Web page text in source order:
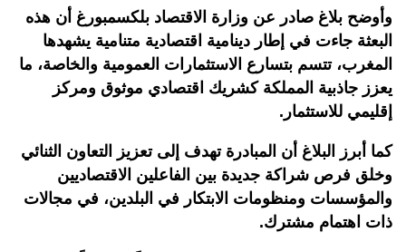
وأوضح بلاغ صادر عن وزارة الاقتصاد بلكسمبورغ أن هذه
البعثة جاءت في إطار دينامية اقتصادية متنامية يشهدها
المغرب، تتسم بتسارع الاستثمارات العمومية والخاصة، ما
يعزز جاذبية المملكة كشريك اقتصادي موثوق ومركز
إقليمي للاستثمار.
كما أبرز البلاغ أن المبادرة تهدف إلى تعزيز التعاون الثنائي
وخلق فرص شراكة جديدة بين الفاعلين الاقتصاديين
والمؤسسات ومنظومات الابتكار في البلدين، في مجالات
ذات اهتمام مشترك.